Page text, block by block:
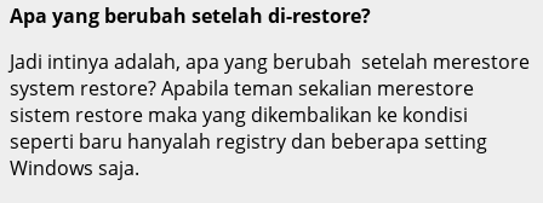
Apa yang berubah setelah di-restore?
Jadi intinya adalah, apa yang berubah setelah merestore
system restore? Apabila teman sekalian merestore
sistem restore maka yang dikembalikan ke kondisi
seperti baru hanyalah registry dan beberapa setting
Windows saja.